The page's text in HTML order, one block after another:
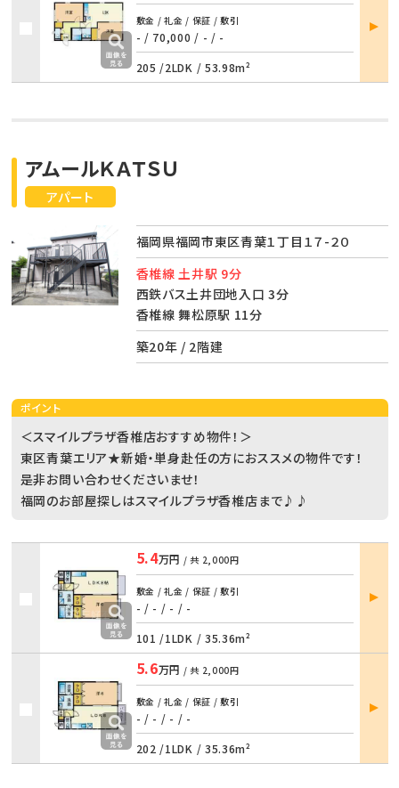
敷金 / 礼金 / 保証 / 敷引
- / 70,000 / - / -
205 /2LDK / 53.98m²
部屋
詳細
アパート
アムールＫＡＴＳＵ
福岡県福岡市東区青葉１丁目１７-２０
香椎線 土井駅 9分
西鉄バス土井団地入口 3分
香椎線 舞松原駅 11分
築20年 / 2階建
ポイント
＜スマイルプラザ香椎店おすすめ物件！＞
東区青葉エリア★新婚・単身赴任の方におススメの物件です！
是非お問い合わせくださいませ！
福岡のお部屋探しはスマイルプラザ香椎店まで♪♪
5.4万円 / 共 2,000円
敷金 / 礼金 / 保証 / 敷引
- / - / - / -
101 /1LDK / 35.36m²
部屋
詳細
5.6万円 / 共 2,000円
敷金 / 礼金 / 保証 / 敷引
- / - / - / -
202 /1LDK / 35.36m²
部屋
詳細